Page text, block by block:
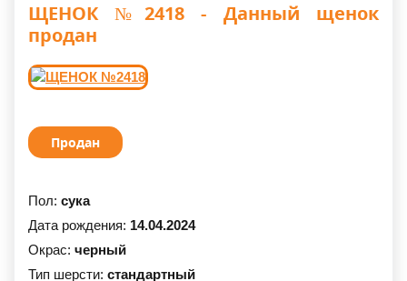
ЩЕНОК №2418 - Данный щенок
продан
Продан
Пол: сука
Дата рождения: 14.04.2024
Окрас: черный
Тип шерсти: стандартный